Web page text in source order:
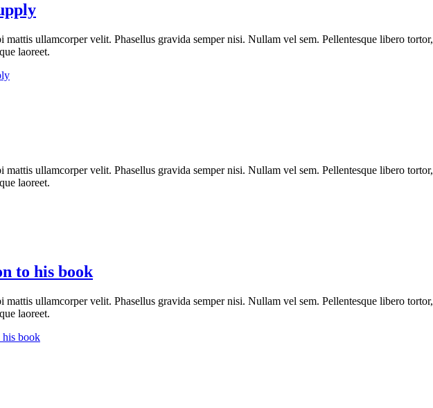
ullamcorper velit. Phasellus gravida semper nisi. Nullam vel sem. Pellentesque libero
laoreet.
ullamcorper velit. Phasellus gravida semper nisi. Nullam vel sem. Pellentesque libero
laoreet.
to his book
ullamcorper velit. Phasellus gravida semper nisi. Nullam vel sem. Pellentesque libero
laoreet.
his book